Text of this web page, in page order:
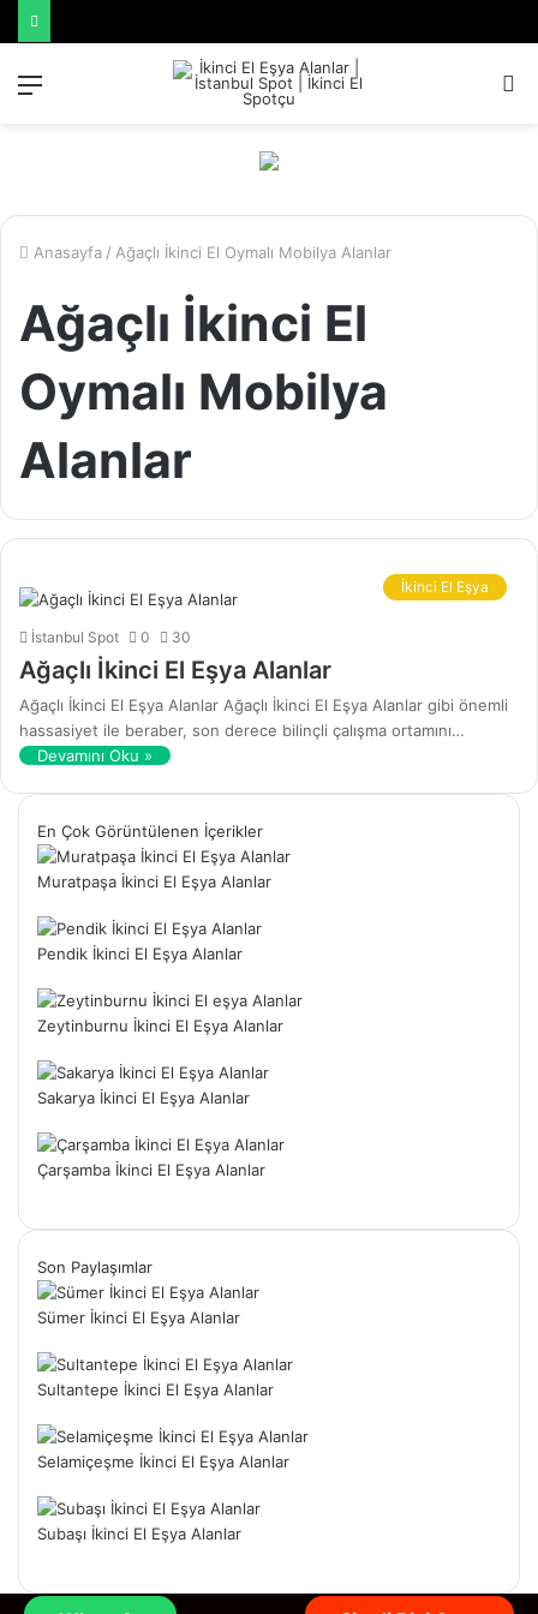
Anasayfa / Ağaçlı İkinci El Oymalı Mobilya Alanlar
Ağaçlı İkinci El
Oymalı Mobilya
Alanlar
İkinci El Eşya
İstanbul Spot 0 30
Ağaçlı İkinci El Eşya Alanlar
Ağaçlı İkinci El Eşya Alanlar Ağaçlı İkinci El Eşya Alanlar gibi önemli
hassasiyet ile beraber, son derece bilinçli çalışma ortamını…
Devamını Oku »
En Çok Görüntülenen İçerikler
Muratpaşa İkinci El Eşya Alanlar
Pendik İkinci El Eşya Alanlar
Zeytinburnu İkinci El Eşya Alanlar
Sakarya İkinci El Eşya Alanlar
Çarşamba İkinci El Eşya Alanlar
Son Paylaşımlar
Sümer İkinci El Eşya Alanlar
Sultantepe İkinci El Eşya Alanlar
Selamiçeşme İkinci El Eşya Alanlar
Subaşı İkinci El Eşya Alanlar